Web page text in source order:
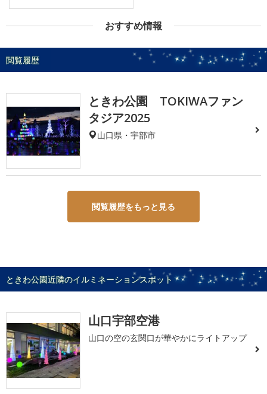
おすすめ情報
閲覧履歴
ときわ公園 TOKIWAファン
タジア2025
山口県・宇部市
閲覧履歴をもっと見る
ときわ公園近隣のイルミネーションスポット
山口宇部空港
山口の空の玄関口が華やかにライトアップ